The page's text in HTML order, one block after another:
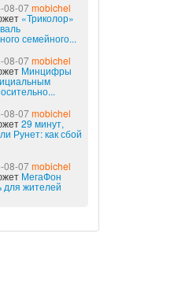
08-07mobichel
«Триколор»
семейного...
08-07mobichel
Минцифры
08-07mobichel
29 минут,
Рунет: как сбой
08-07mobichel
МегаФон
для жителей